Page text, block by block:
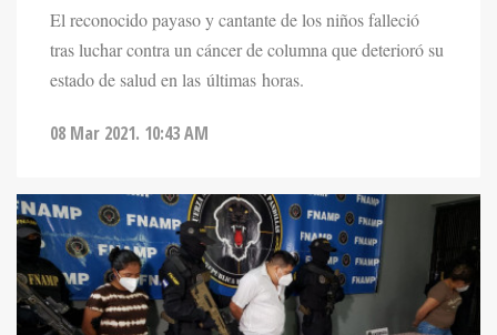
El reconocido payaso y cantante de los niños falleció
tras luchar contra un cáncer de columna que deterioró su
estado de salud en las últimas horas.
08 Mar 2021. 10:43 AM